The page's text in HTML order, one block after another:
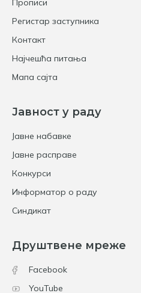
Прописи
Регистар заступника
Контакт
Најчешћа питања
Мапа сајта
Јавност у раду
Јавне набавке
Јавне расправе
Конкурси
Информатор о раду
Синдикат
Друштвене мреже
Facebook
YouTube